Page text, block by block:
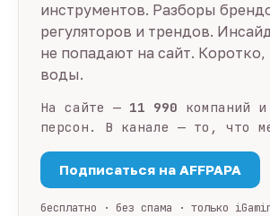
инструментов. Разборы
регуляторов и трендов.
не попадают на сайт. Коротко,
воды.
На сайте — 11 990 компаний и
персон. В канале — то, что
Подписаться на AFFPAPA
бесплатно · без спама · только